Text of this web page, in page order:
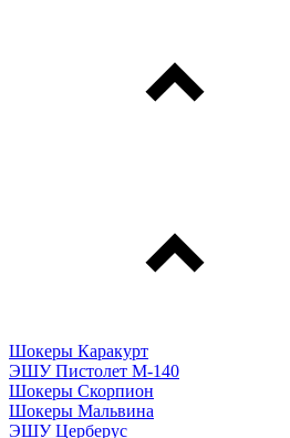
Шокеры Каракурт
ЭШУ Пистолет М-140
Шокеры Скорпион
Шокеры Мальвина
ЭШУ Церберус